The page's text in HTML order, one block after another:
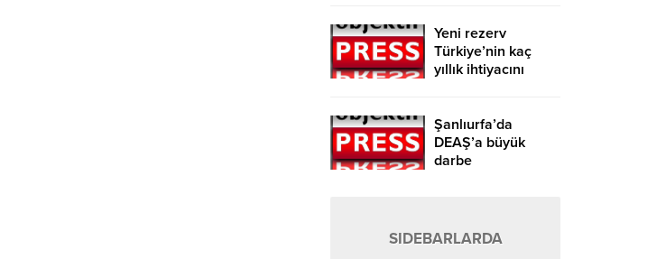
Yeni rezerv
Türkiye’nin kaç
yıllık ihtiyacını
Şanlıurfa’da
DEAŞ’a büyük
darbe
SIDEBARLARDA